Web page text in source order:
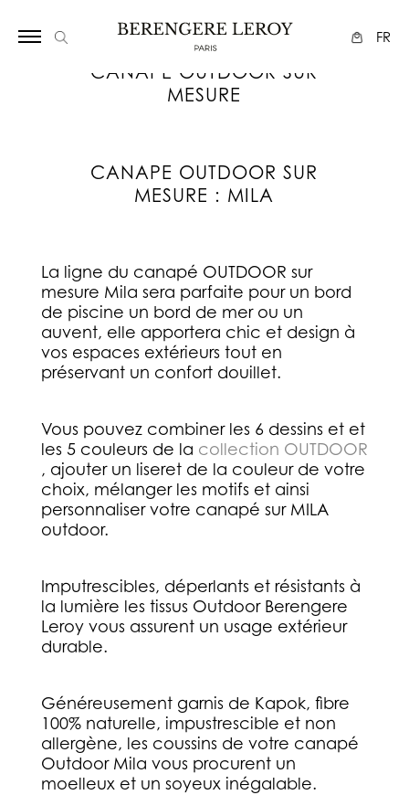
FR
CANAPE OUTDOOR SUR
MESURE
CANAPE OUTDOOR SUR
MESURE : MILA
La ligne du canapé OUTDOOR sur
mesure Mila sera parfaite pour un bord
de piscine un bord de mer ou un
auvent, elle apportera chic et design à
vos espaces extérieurs tout en
préservant un confort douillet.
Vous pouvez combiner les 6 dessins et et
les 5 couleurs de la collection OUTDOOR
, ajouter un liseret de la couleur de votre
choix, mélanger les motifs et ainsi
personnaliser votre canapé sur MILA
outdoor.
Imputrescibles, déperlants et résistants à
la lumière les tissus Outdoor Berengere
Leroy vous assurent un usage extérieur
durable.
Généreusement garnis de Kapok, fibre
100% naturelle, impustrescible et non
allergène, les coussins de votre canapé
Outdoor Mila vous procurent un
moelleux et un soyeux inégalable.